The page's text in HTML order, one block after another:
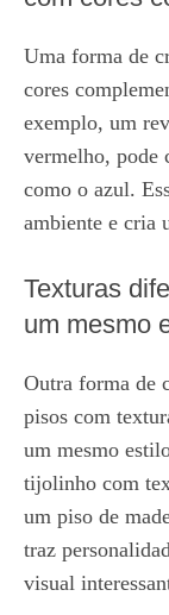
Uma forma de
cores
exemplo, um
vermelho, pode
como o azul.
ambiente e cria
Texturas
um mesmo
Outra forma de
pisos com
um mesmo
tijolinho com
um piso de
traz
visual